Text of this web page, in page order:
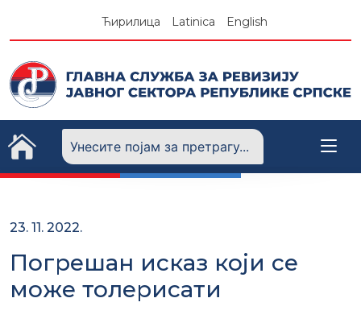
Ћирилица Latinica English
23. 11. 2022.
Погрешан исказ који се
може толерисати